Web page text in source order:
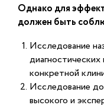
Однако для
должен быть
Исследование
конкретной
Исследование
высокого и